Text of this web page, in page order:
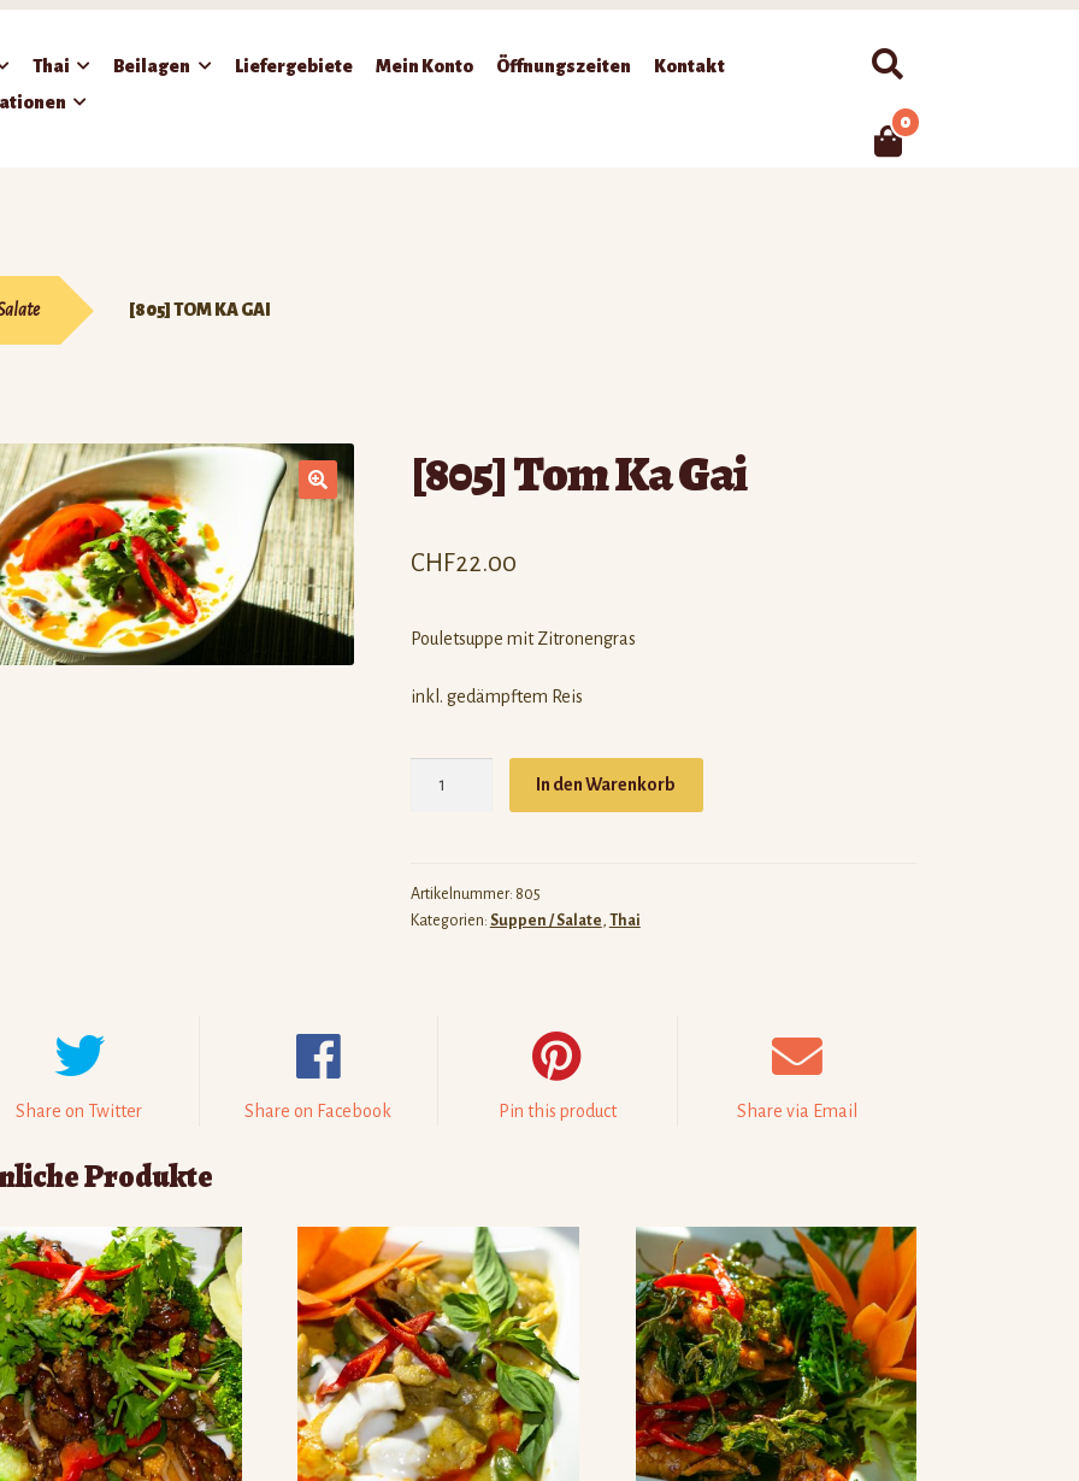
Thai Beilagen Liefergebiete Mein Konto Öffnungszeiten
Kontakt
Suchen
0
[805] TOM KA GAI
🔍
[805] Tom Ka Gai
CHF22.00
Pouletsuppe mit Zitronengras
inkl. gedämpftem Reis
Menge
In den Warenkorb
Artikelnummer: 805
Kategorien: Suppen / Salate, Thai
Share on Twitter Share on Facebook Pin this product Share via Email
Produkte